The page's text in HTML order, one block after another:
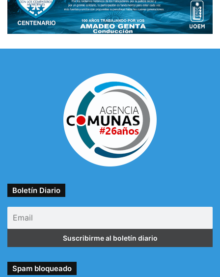
Boletín Diario
Spam bloqueado